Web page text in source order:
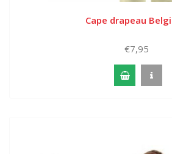
Cape drapeau
€7,95